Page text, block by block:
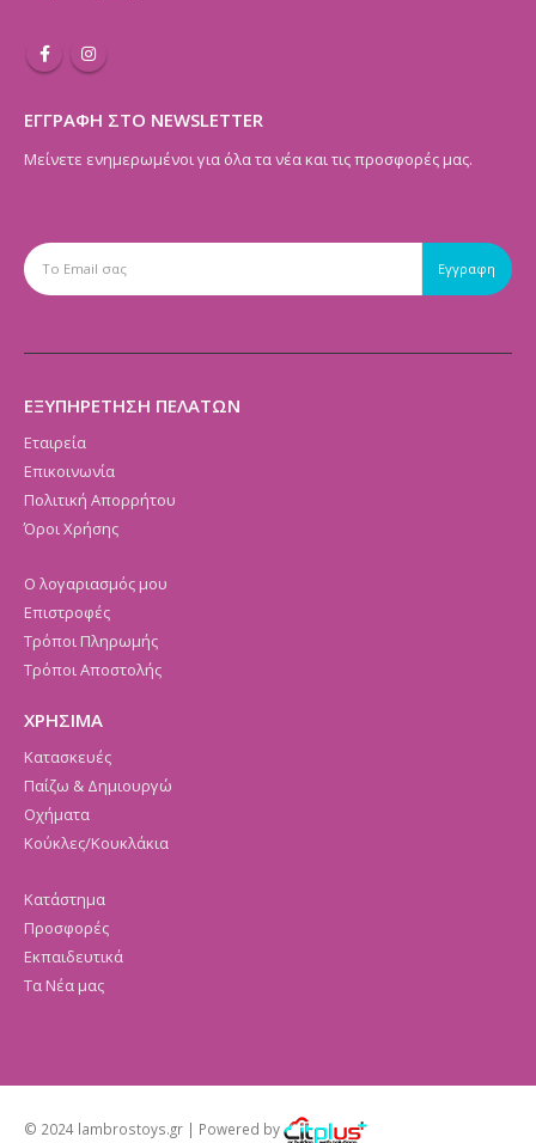
ΕΓΓΡΑΦΗ ΣΤΟ NEWSLETTER
Μείνετε ενημερωμένοι για όλα τα νέα και τις προσφορές μας.
ΕΞΥΠΗΡΕΤΗΣΗ ΠΕΛΑΤΩΝ
Εταιρεία
Επικοινωνία
Πολιτική Απορρήτου
Όροι Χρήσης
Ο λογαριασμός μου
Επιστροφές
Τρόποι Πληρωμής
Τρόποι Αποστολής
ΧΡΗΣΙΜΑ
Κατασκευές
Παίζω & Δημιουργώ
Οχήματα
Κούκλες/Κουκλάκια
Κατάστημα
Προσφορές
Εκπαιδευτικά
Τα Νέα μας
© 2024 lambrostoys.gr | Powered by